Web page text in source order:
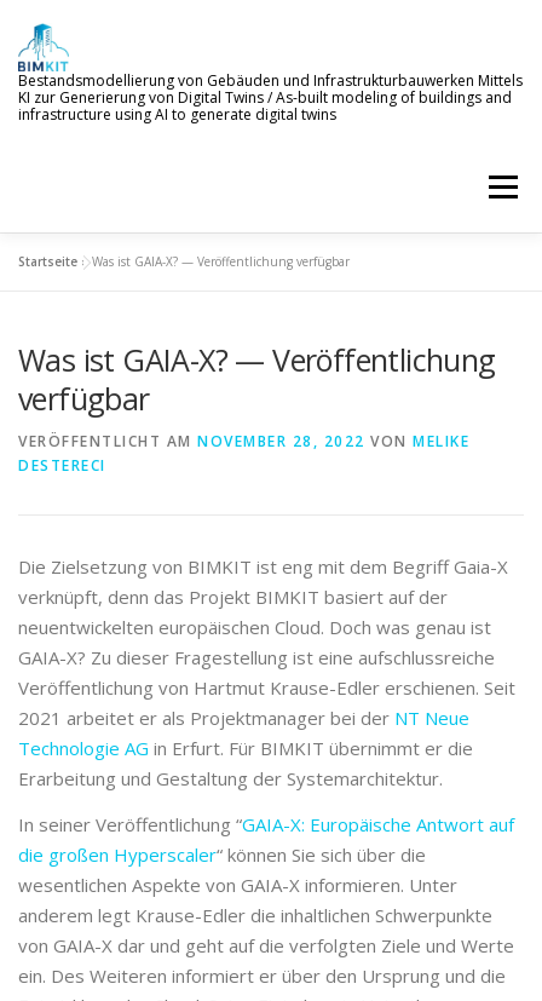
Inhalt
springen
Bestandsmodellierung von Gebäuden und Infrastrukturbauwerken Mittels
KI zur Generierung von Digital Twins / As-built modeling of buildings and
infrastructure using AI to generate digital twins
Menü
PROJEKTERGEBNISSE NEWS BETEILIGTE
Startseite »Was ist GAIA-X? — Veröffentlichung verfügbar
Was ist GAIA-X? — Veröffentlichung
verfügbar
VERÖFFENTLICHT AM NOVEMBER 28, 2022 VON MELIKE
DESTERECI
Die Zielsetzung von BIMKIT ist eng mit dem Begriff Gaia-X
verknüpft, denn das Projekt BIMKIT basiert auf der
neuentwickelten europäischen Cloud. Doch was genau ist
GAIA-X? Zu dieser Fragestellung ist eine aufschlussreiche
Veröffentlichung von Hartmut Krause-Edler erschienen. Seit
2021 arbeitet er als Projektmanager bei der NT Neue
Technologie AG in Erfurt. Für BIMKIT übernimmt er die
Erarbeitung und Gestaltung der Systemarchitektur.
In seiner Veröffentlichung “GAIA-X: Europäische Antwort auf
die großen Hyperscaler“ können Sie sich über die
wesentlichen Aspekte von GAIA-X informieren. Unter
anderem legt Krause-Edler die inhaltlichen Schwerpunkte
von GAIA-X dar und geht auf die verfolgten Ziele und Werte
ein. Des Weiteren informiert er über den Ursprung und die